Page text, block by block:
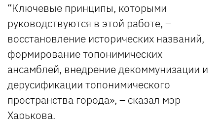
“Ключевые принципы, которыми
руководствуются в этой работе, –
восстановление исторических названий,
формирование топонимических
ансамблей, внедрение декоммунизации и
дерусификации топонимического
пространства города», – сказал мэр
Харькова.